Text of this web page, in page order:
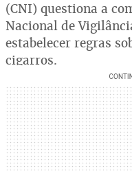
(CNI) questiona a
Nacional de
estabelecer regras
cigarros.